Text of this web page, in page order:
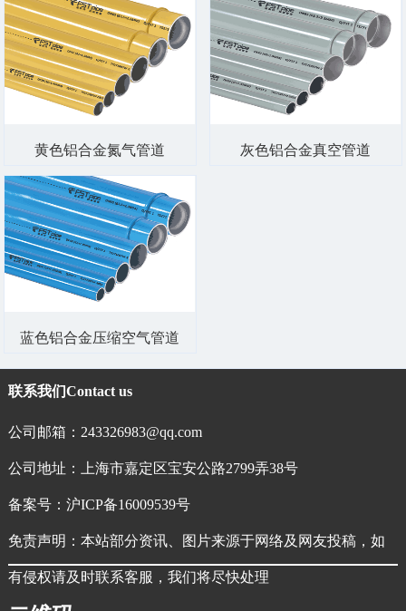
黄色铝合金氮气管道 灰色铝合金真空管道
蓝色铝合金压缩空气管道
联系我们Contact us
公司邮箱：243326983@qq.com
公司地址：上海市嘉定区宝安公路2799弄38号
备案号： 沪ICP备16009539号
免责声明：本站部分资讯、图片来源于网络及网友投稿，如
有侵权请及时联系客服，我们将尽快处理